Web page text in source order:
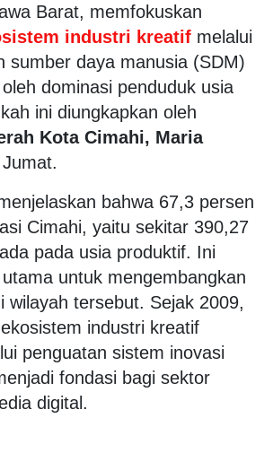
Barat, memfokuskan
industri kreatif melalui
sumber daya manusia (SDM)
dominasi penduduk usia
ini diungkapkan oleh
Kota Cimahi, Maria
bahwa 67,3 persen
Cimahi, yaitu sekitar 390,27
pada usia produktif. Ini
untuk mengembangkan
wilayah tersebut. Sejak 2009,
industri kreatif
penguatan sistem inovasi
fondasi bagi sektor
digital.